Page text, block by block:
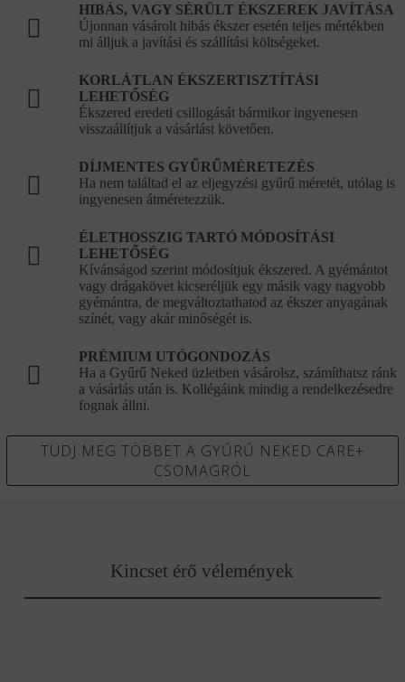
HIBÁS, VAGY SÉRÜLT ÉKSZEREK JAVÍTÁSA
Újonnan vásárolt hibás ékszer esetén teljes mértékben
mi álljuk a javítási és szállítási költségeket.
KORLÁTLAN ÉKSZERTISZTÍTÁSI
LEHETŐSÉG
Ékszered eredeti csillogását bármikor ingyenesen
visszaállítjuk a vásárlást követően.
DÍJMENTES GYŰRŰMÉRETEZÉS
Ha nem találtad el az eljegyzési gyűrű méretét, utólag is
ingyenesen átméretezzük.
ÉLETHOSSZIG TARTÓ MÓDOSÍTÁSI
LEHETŐSÉG
Kívánságod szerint módosítjuk ékszered. A gyémántot
vagy drágakövet kicseréljük egy másik vagy nagyobb
gyémántra, de megváltoztathatod az ékszer anyagának
színét, vagy akár minőségét is.
PRÉMIUM UTÓGONDOZÁS
Ha a Gyűrű Neked üzletben vásárolsz, számíthatsz ránk
a vásárlás után is. Kollégáink mindig a rendelkezésedre
fognak állni.
TUDJ MEG TÖBBET A GYŰRŰ NEKED CARE+
CSOMAGRÓL
Kincset érő vélemények